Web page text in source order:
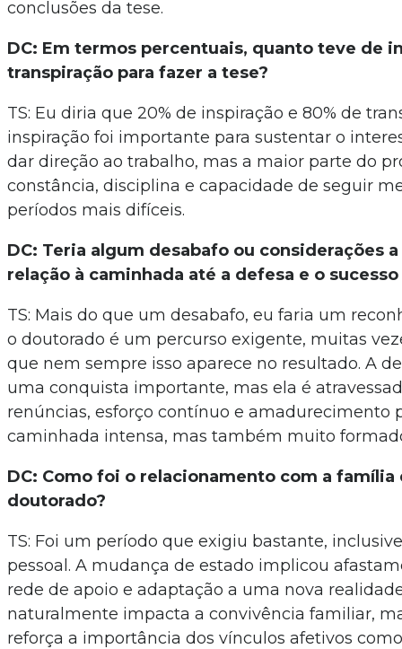
conclusões da tese.
DC: Em termos percentuais, quanto teve de
transpiração para fazer a tese?
TS: Eu diria que 20% de inspiração e 80% de
inspiração foi importante para sustentar o
dar direção ao trabalho, mas a maior parte do
constância, disciplina e capacidade de seguir
períodos mais difíceis.
DC: Teria algum desabafo ou considerações
relação à caminhada até a defesa e o
TS: Mais do que um desabafo, eu faria um
o doutorado é um percurso exigente, muitas
que nem sempre isso aparece no resultado. A
uma conquista importante, mas ela é
renúncias, esforço contínuo e amadurecimento
caminhada intensa, mas também muito
DC: Como foi o relacionamento com a família
doutorado?
TS: Foi um período que exigiu bastante,
pessoal. A mudança de estado implicou
rede de apoio e adaptação a uma nova
naturalmente impacta a convivência familiar,
reforça a importância dos vínculos afetivos